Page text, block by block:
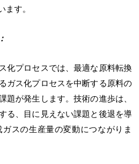
す。
化プロセスでは、最適な原料転換
ガス化プロセスを中断する原料の
が発生します。技術の進歩は、
る、目に見えない課題と後退を導
スの生産量の変動につながりま